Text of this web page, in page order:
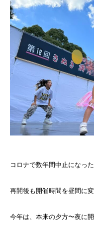
コロナで数年間中止になった
再開後も開催時間を昼間に
今年は、本来の夕方〜夜に開